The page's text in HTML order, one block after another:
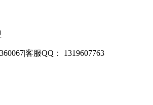
|客服QQ： 1319607763